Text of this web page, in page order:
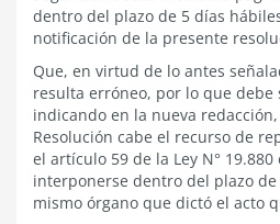
dentro del plazo de 5 días
notificación de la presente
Que, en virtud de lo antes
resulta erróneo, por lo que debe
indicando en la nueva
Resolución cabe el recurso de
el artículo 59 de la Ley N°
interponerse dentro del plazo
mismo órgano que dictó el acto